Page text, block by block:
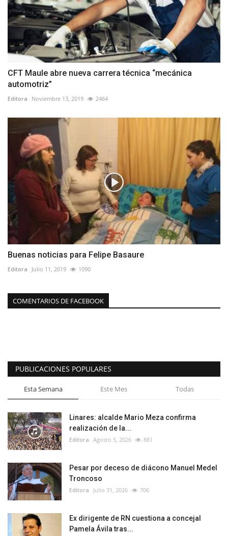
CFT Maule abre nueva carrera técnica “mecánica
automotriz”
Editora Noviembre 13, 2019 2464
Buenas noticias para Felipe Basaure
Editora Julio 11, 2019 1090
COMENTARIOS DE FACEBOOK
PUBLICACIONES POPULARES
Esta Semana Este Mes Todas
Linares: alcalde Mario Meza confirma
realización de la...
Editora Agosto 5, 2026 881
Pesar por deceso de diácono Manuel Medel
Troncoso
Editora Julio 31, 2026 706
Ex dirigente de RN cuestiona a concejal
Pamela Ávila tras...